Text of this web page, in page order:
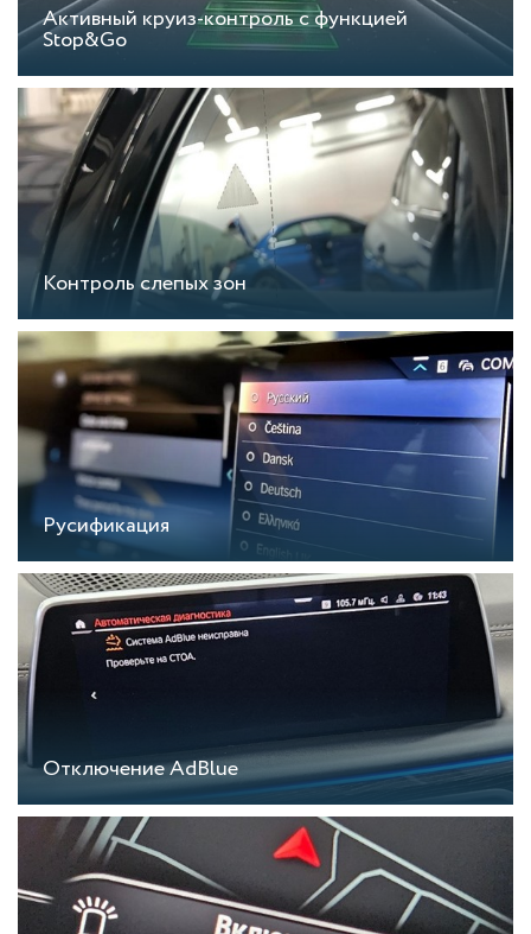
Активный круиз-контроль c функцией
Stop&Go
Контроль слепых зон
Русификация
Отключение AdBlue